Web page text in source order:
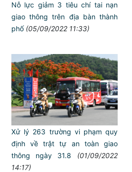
Nỗ lực giảm 3 tiêu chí tai nạn
giao thông trên địa bàn thành
phố (05/09/2022 11:33)
Xử lý 263 trường vi phạm quy
định về trật tự an toàn giao
thông ngày 31.8
(01/09/2022
14:17)